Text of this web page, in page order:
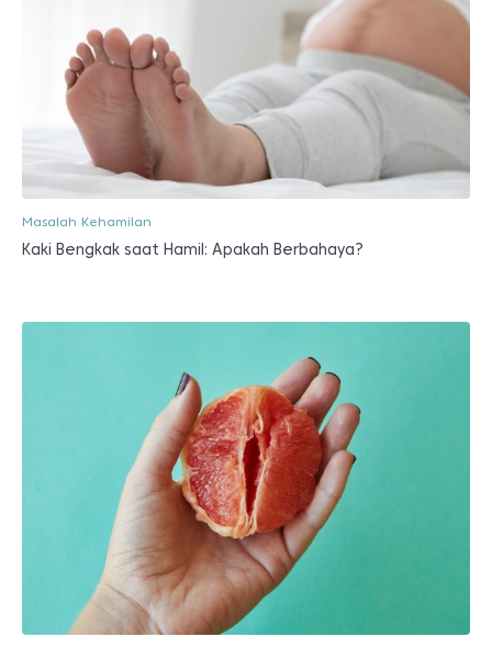
Masalah Kehamilan
Kaki Bengkak saat Hamil: Apakah Berbahaya?